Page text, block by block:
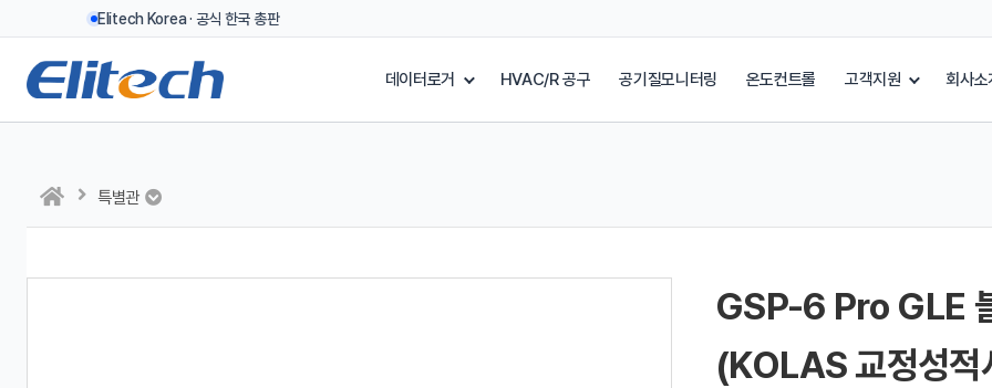
Elitech Korea · 공식 한국 총판
데이터로거 HVAC/R 공구 공기질모니터링 온도컨트롤 고객지원 회사소
특별관
GSP-6 Pro GLE
(KOLAS 교정성적